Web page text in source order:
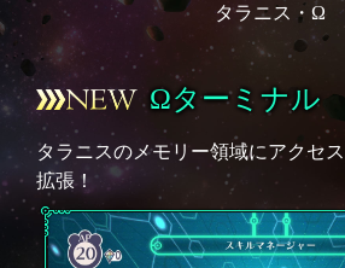
タラニス・Ω
Ωターミナル
タラニスのメモリー領域にアクセ
拡張！